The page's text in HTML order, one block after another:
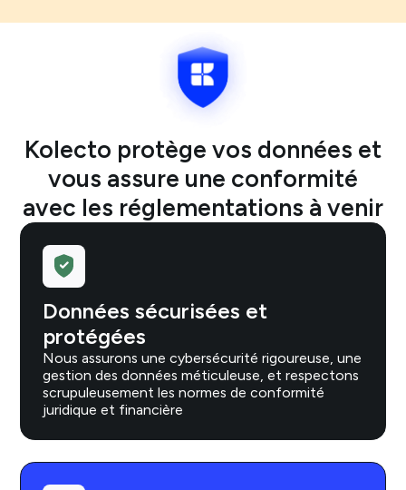
Kolecto protège vos données et
vous assure une conformité
avec les réglementations à venir
Données sécurisées et
protégées
Nous assurons une cybersécurité rigoureuse, une
gestion des données méticuleuse, et respectons
scrupuleusement les normes de conformité
juridique et financière